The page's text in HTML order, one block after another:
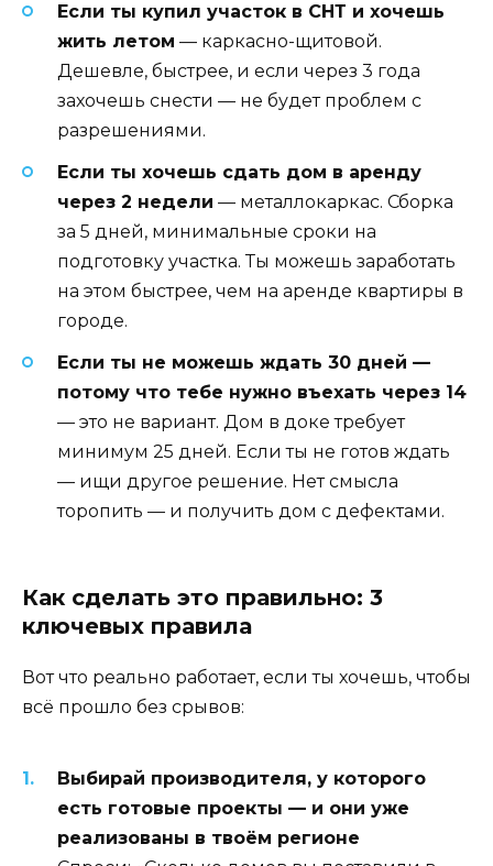
Если ты купил участок в СНТ и хочешь
жить летом — каркасно-щитовой.
Дешевле, быстрее, и если через 3 года
захочешь снести — не будет проблем с
разрешениями.
Если ты хочешь сдать дом в аренду
через 2 недели — металлокаркас. Сборка
за 5 дней, минимальные сроки на
подготовку участка. Ты можешь заработать
на этом быстрее, чем на аренде квартиры в
городе.
Если ты не можешь ждать 30 дней —
потому что тебе нужно въехать через 14
— это не вариант. Дом в доке требует
минимум 25 дней. Если ты не готов ждать
— ищи другое решение. Нет смысла
торопить — и получить дом с дефектами.
Как сделать это правильно: 3
ключевых правила
Вот что реально работает, если ты хочешь, чтобы
всё прошло без срывов:
Выбирай производителя, у которого
есть готовые проекты — и они уже
реализованы в твоём регионе